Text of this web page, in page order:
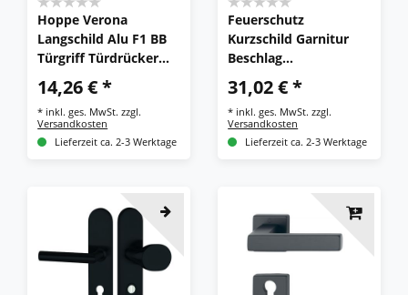
Hoppe Verona
Langschild Alu F1 BB
Türgriff Türdrücker
Drückergarnitur
1510/273P
14,26 € *
* inkl. ges. MwSt. zzgl.
Versandkosten
Lieferzeit ca. 2-3 Werktage
Feuerschutz
Kurzschild Garnitur
Beschlag
Feuerschutzgarnitur
Feuerschutzbeschlag
31,02 € *
* inkl. ges. MwSt. zzgl.
Versandkosten
Lieferzeit ca. 2-3 Werktage